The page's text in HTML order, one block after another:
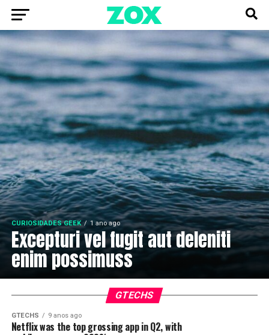
CURIOSIDADES GEEK 1 ano ago
Excepturi vel fugit aut deleniti
enim possimuss
GTECHS
GTECHS 9 anos ago
Netflix was the top grossing app in Q2, with